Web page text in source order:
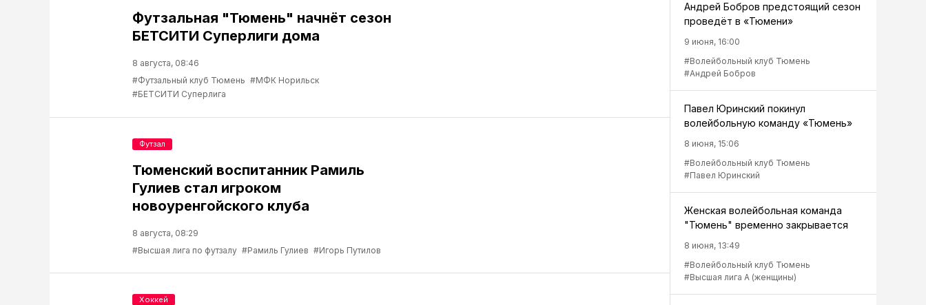
Футзальная "Тюмень" начнёт сезон
БЕТСИТИ Суперлиги дома
8 августа, 08:46
#Футзальный клуб Тюмень #МФК Норильск
#БЕТСИТИ Суперлига
Тюменский воспитанник Рамиль
Гулиев стал игроком
новоуренгойского клуба
8 августа, 08:29
#Высшая лига по футзалу #Рамиль Гулиев #Игорь Путилов
Футзал
Хоккей
Андрей Бобров предстоящий сезон
проведёт в «Тюмени»
9 июня, 16:00
#Волейбольный клуб Тюмень
#Андрей Бобров
Павел Юринский покинул
волейбольную команду «Тюмень»
8 июня, 15:06
#Волейбольный клуб Тюмень
#Павел Юринский
Женская волейбольная команда
"Тюмень" временно закрывается
8 июня, 13:49
#Волейбольный клуб Тюмень
#Высшая лига А (женщины)